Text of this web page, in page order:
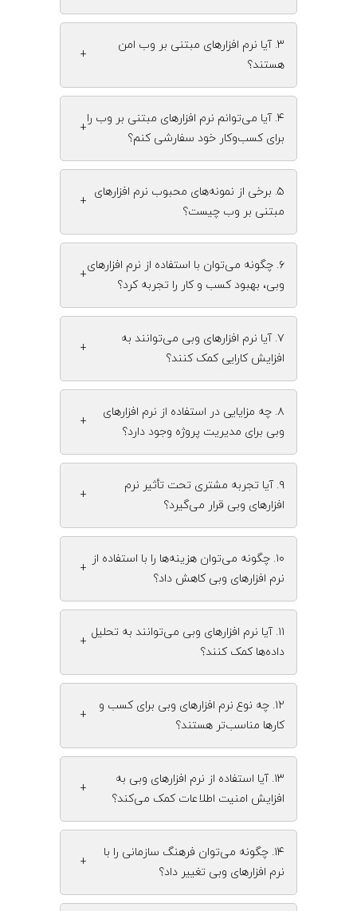
۳. آیا نرم‌ افزارهای مبتنی بر وب امن
هستند؟
+
۴. آیا می‌توانم نرم‌ افزارهای مبتنی بر وب را
برای کسب‌وکار خود سفارشی کنم؟
+
۵. برخی از نمونه‌های محبوب نرم‌ افزارهای
مبتنی بر وب چیست؟
+
۶. چگونه می‌توان با استفاده از نرم‌ افزارهای
وبی، بهبود کسب‌ و کار را تجربه کرد؟
+
۷. آیا نرم‌ افزارهای وبی می‌توانند به
افزایش کارایی کمک کنند؟
+
۸. چه مزایایی در استفاده از نرم‌ افزارهای
وبی برای مدیریت پروژه وجود دارد؟
+
۹. آیا تجربه مشتری تحت تأثیر نرم‌
افزارهای وبی قرار می‌گیرد؟
+
۱۰. چگونه می‌توان هزینه‌ها را با استفاده از
نرم‌ افزارهای وبی کاهش داد؟
+
۱۱. آیا نرم‌ افزارهای وبی می‌توانند به تحلیل
داده‌ها کمک کنند؟
+
۱۲. چه نوع نرم‌ افزارهای وبی برای کسب‌ و
کارها مناسب‌تر هستند؟
+
۱۳. آیا استفاده از نرم‌ افزارهای وبی به
افزایش امنیت اطلاعات کمک می‌کند؟
+
۱۴. چگونه می‌توان فرهنگ سازمانی را با
نرم‌ افزارهای وبی تغییر داد؟
+